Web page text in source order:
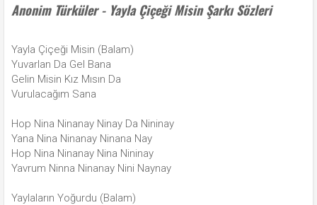
Anonim Türküler - Yayla Çiçeği Misin Şarkı Sözleri
Yayla Çiçeği Misin (Balam)
Yuvarlan Da Gel Bana
Gelin Misin Kız Mısın Da
Vurulacağım Sana
Hop Nina Ninanay Ninay Da Nininay
Yana Nina Ninanay Ninana Nay
Hop Nina Ninanay Nina Nininay
Yavrum Ninna Ninanay Nini Naynay
Yaylaların Yoğurdu (Balam)